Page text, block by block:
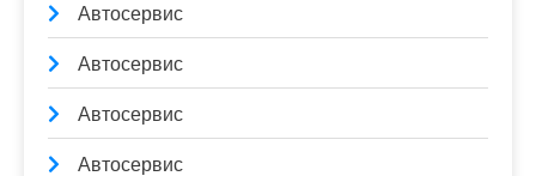
Автосервис
Автосервис
Автосервис
Автосервис